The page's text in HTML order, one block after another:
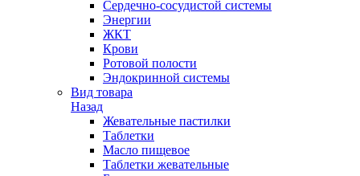
Сердечно-сосудистой системы
Энергии
ЖКТ
Крови
Ротовой полости
Эндокринной системы
Вид товара
Назад
Жевательные пастилки
Таблетки
Масло пищевое
Таблетки жевательные